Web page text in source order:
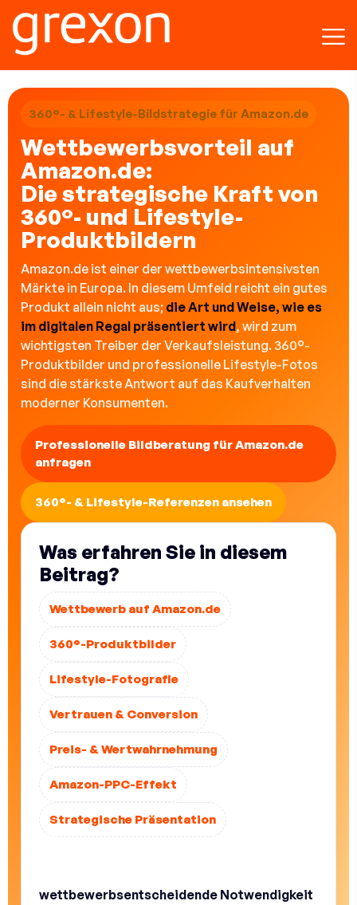
360°- & Lifestyle-Bildstrategie für Amazon.de
Wettbewerbsvorteil auf
Amazon.de:
Die strategische Kraft von
360°- und Lifestyle-
Produktbildern
Amazon.de ist einer der wettbewerbsintensivsten
Märkte in Europa. In diesem Umfeld reicht ein gutes
Produkt allein nicht aus; die Art und Weise, wie es
im digitalen Regal präsentiert wird, wird zum
wichtigsten Treiber der Verkaufsleistung. 360°-
Produktbilder und professionelle Lifestyle-Fotos
sind die stärkste Antwort auf das Kaufverhalten
moderner Konsumenten.
Professionelle Bildberatung für Amazon.de
anfragen
360°- & Lifestyle-Referenzen ansehen
Was erfahren Sie in diesem
Beitrag?
Wettbewerb auf Amazon.de
360°-Produktbilder
Lifestyle-Fotografie
Vertrauen & Conversion
Preis- & Wertwahrnehmung
Amazon-PPC-Effekt
Strategische Präsentation
wettbewerbsentscheidende Notwendigkeit